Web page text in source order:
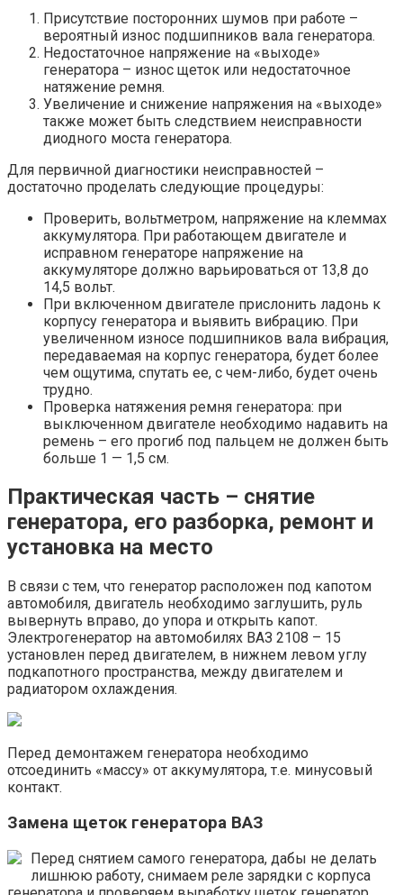
Присутствие посторонних шумов при работе –
вероятный износ подшипников вала генератора.
Недостаточное напряжение на «выходе»
генератора – износ щеток или недостаточное
натяжение ремня.
Увеличение и снижение напряжения на «выходе»
также может быть следствием неисправности
диодного моста генератора.
Для первичной диагностики неисправностей –
достаточно проделать следующие процедуры:
Проверить, вольтметром, напряжение на клеммах
аккумулятора. При работающем двигателе и
исправном генераторе напряжение на
аккумуляторе должно варьироваться от 13,8 до
14,5 вольт.
При включенном двигателе прислонить ладонь к
корпусу генератора и выявить вибрацию. При
увеличенном износе подшипников вала вибрация,
передаваемая на корпус генератора, будет более
чем ощутима, спутать ее, с чем-либо, будет очень
трудно.
Проверка натяжения ремня генератора: при
выключенном двигателе необходимо надавить на
ремень – его прогиб под пальцем не должен быть
больше 1 — 1,5 см.
Практическая часть – снятие
генератора, его разборка, ремонт и
установка на место
В связи с тем, что генератор расположен под капотом
автомобиля, двигатель необходимо заглушить, руль
вывернуть вправо, до упора и открыть капот.
Электрогенератор на автомобилях ВАЗ 2108 – 15
установлен перед двигателем, в нижнем левом углу
подкапотного пространства, между двигателем и
радиатором охлаждения.
Перед демонтажем генератора необходимо
отсоединить «массу» от аккумулятора, т.е. минусовый
контакт.
Замена щеток генератора ВАЗ
Перед снятием самого генератора, дабы не делать
лишнюю работу, снимаем реле зарядки с корпуса